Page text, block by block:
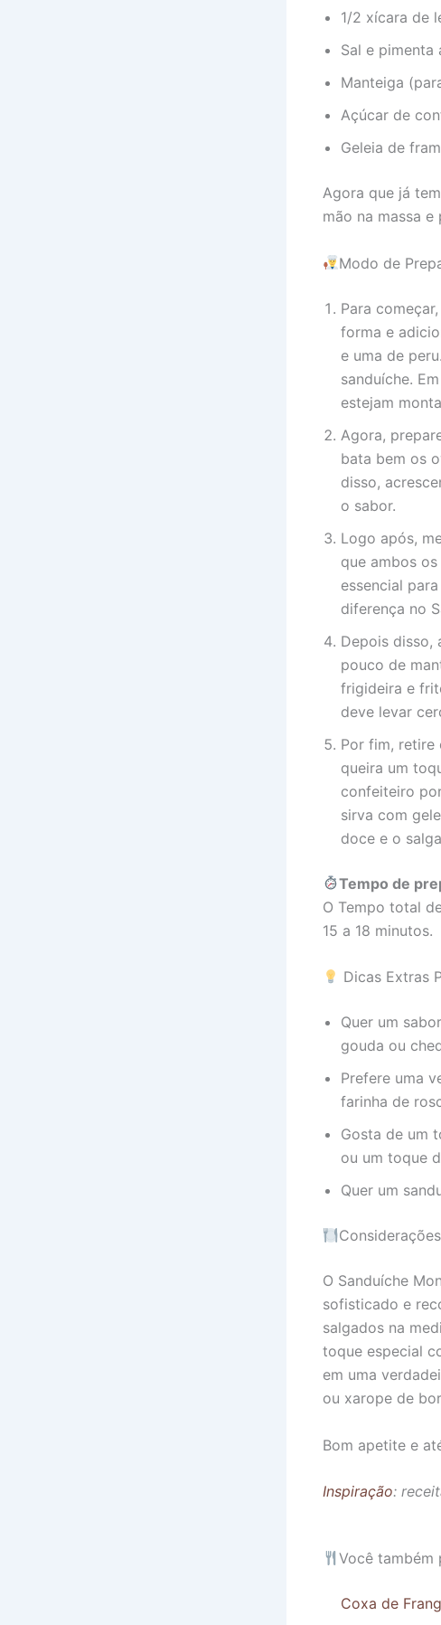
1/2 xícara de
Sal e pimenta
Manteiga
Açúcar de
Geleia de
Agora que já
mão na massa e
Modo de
Para
forma e
e uma de
sanduíche.
estejam
Agora,
bata bem os
disso,
o sabor.
Logo após,
que ambos
essencial
diferença no
Depois disso,
pouco de
frigideira e
deve levar
Por fim, retire
queira um
confeiteiro
sirva com
doce e o
Tempo de
O Tempo total
15 a 18 minutos.
Dicas Extras
Quer um
gouda ou
Prefere uma
farinha de
Gosta de um
ou um toque
Quer um
O Sanduíche
sofisticado e
salgados na
toque especial
em uma
ou xarope de
Bom apetite e
Inspiração:
Você também
Coxa de